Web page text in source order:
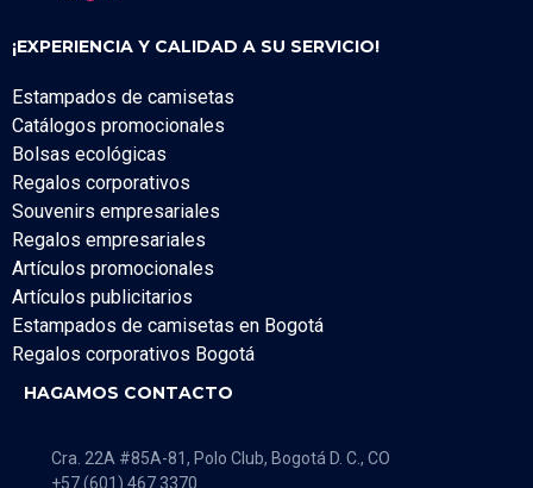
¡EXPERIENCIA Y CALIDAD A SU SERVICIO!
Estampados de camisetas
Catálogos promocionales
Bolsas ecológicas
Regalos corporativos
Souvenirs empresariales
Regalos empresariales
Artículos promocionales
Artículos publicitarios
Estampados de camisetas en Bogotá
Regalos corporativos Bogotá
HAGAMOS CONTACTO
Cra. 22A #85A-81, Polo Club, Bogotá D. C., CO
+57 (601) 467 3370